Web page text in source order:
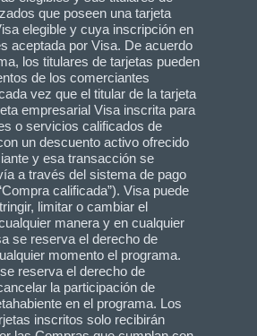
que poseen una tarjeta
elegible y cuya inscripción en
aceptada por Visa. De acuerdo
los titulares de tarjetas pueden
de los comerciantes
vez que el titular de la tarjeta
empresarial Visa inscrita para
o servicios calificados de
un descuento activo ofrecido
y esa transacción se
a través del sistema de pago
calificada”). Visa puede
limitar o cambiar el
manera y en cualquier
se reserva el derecho de
momento el programa.
reserva el derecho de
la participación de
en el programa. Los
inscritos solo recibirán